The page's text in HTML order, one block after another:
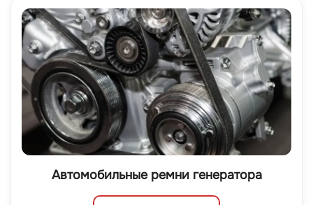
Автомобильные ремни генератора